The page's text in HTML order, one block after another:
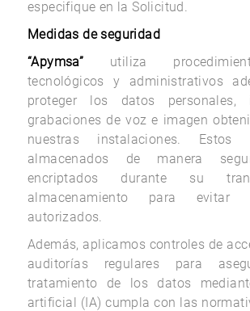
especifique en la Solicitud.
Medidas de seguridad
“Apymsa” utiliza
tecnológicos y administrativos
proteger los datos personales,
grabaciones de voz e imagen
nuestras instalaciones. Estos
almacenados de manera
encriptados durante su
almacenamiento para evitar
autorizados.
Además, aplicamos controles de
auditorías regulares para
tratamiento de los datos
artificial (IA) cumpla con las